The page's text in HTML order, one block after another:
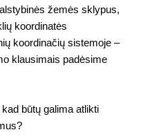
žemės sklypus,
koordinatės
koordinačių sistemoje –
klausimais padėsime
būtų galima atlikti